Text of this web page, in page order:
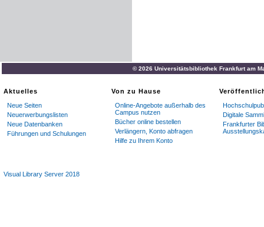
© 2026 Universitätsbibliothek Frankfurt am
Aktuelles
Neue Seiten
Neuerwerbungslisten
Neue Datenbanken
Führungen und Schulungen
Von zu Hause
Online-Angebote außerhalb des
Campus nutzen
Bücher online bestellen
Verlängern, Konto abfragen
Hilfe zu Ihrem Konto
Digitale
Frankfurter
Visual Library Server 2018